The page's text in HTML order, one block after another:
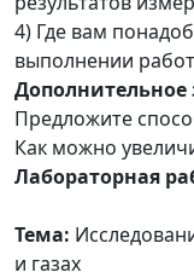
4) Где вам
выполнении
Дополнительное
Предложите
Как можно
Лабораторная
Тема:
и газах